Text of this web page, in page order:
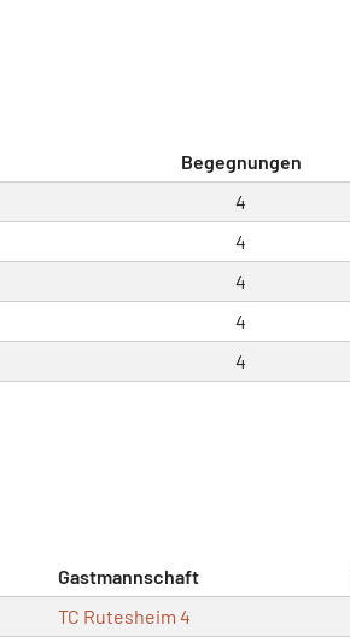
Begegnungen
4
4
4
4
4
Gastmannschaft
TC Rutesheim 4